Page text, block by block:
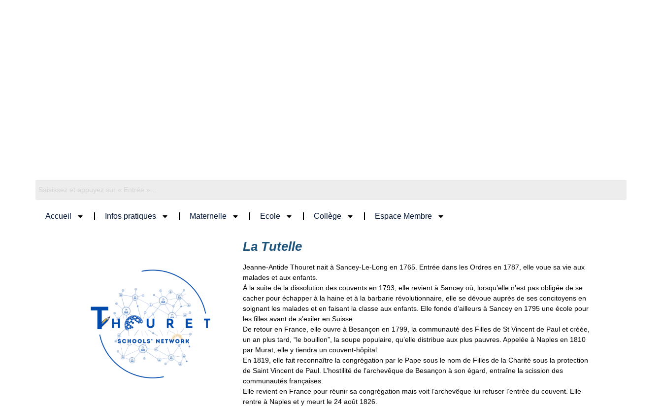
Accueil Infos pratiques Maternelle Ecole Collège Espace Membre
La Tutelle
Jeanne-Antide Thouret nait à Sancey-Le-Long en 1765. Entrée dans les Ordres en 1787, elle voue sa vie aux
malades et aux enfants.
À la suite de la dissolution des couvents en 1793, elle revient à Sancey où, lorsqu’elle n’est pas obligée de se
cacher pour échapper à la haine et à la barbarie révolutionnaire, elle se dévoue auprès de ses concitoyens en
soignant les malades et en faisant la classe aux enfants. Elle fonde d’ailleurs à Sancey en 1795 une école pour
les filles avant de s’exiler en Suisse.
De retour en France, elle ouvre à Besançon en 1799, la communauté des Filles de St Vincent de Paul et créée,
un an plus tard, “le bouillon”, la soupe populaire, qu’elle distribue aux plus pauvres. Appelée à Naples en 1810
par Murat, elle y tiendra un couvent-hôpital.
En 1819, elle fait reconnaître la congrégation par le Pape sous le nom de Filles de la Charité sous la protection
de Saint Vincent de Paul. L’hostilité de l’archevêque de Besançon à son égard, entraîne la scission des
communautés françaises.
Elle revient en France pour réunir sa congrégation mais voit l’archevêque lui refuser l’entrée du couvent. Elle
rentre à Naples et y meurt le 24 août 1826.